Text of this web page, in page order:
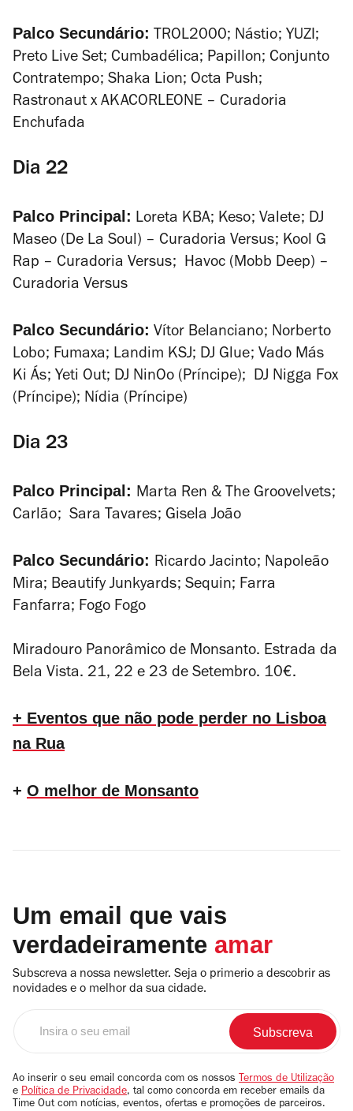
Palco Secundário: TROL2000; Nástio; YUZI;
Preto Live Set; Cumbadélica; Papillon; Conjunto
Contratempo; Shaka Lion; Octa Push;
Rastronaut x AKACORLEONE – Curadoria
Enchufada
Dia 22
Palco Principal: Loreta KBA; Keso; Valete; DJ
Maseo (De La Soul) – Curadoria Versus; Kool G
Rap – Curadoria Versus; Havoc (Mobb Deep) –
Curadoria Versus
Palco Secundário: Vítor Belanciano; Norberto
Lobo; Fumaxa; Landim KSJ; DJ Glue; Vado Más
Ki Ás; Yeti Out; DJ NinOo (Príncipe); DJ Nigga Fox
(Príncipe); Nídia (Príncipe)
Dia 23
Palco Principal: Marta Ren & The Groovelvets;
Carlão; Sara Tavares; Gisela João
Palco Secundário: Ricardo Jacinto; Napoleão
Mira; Beautify Junkyards; Sequin; Farra
Fanfarra; Fogo Fogo
Miradouro Panorâmico de Monsanto. Estrada da
Bela Vista. 21, 22 e 23 de Setembro. 10€.
+ Eventos que não pode perder no Lisboa
na Rua
+ O melhor de Monsanto
Um email que vais
verdadeiramente amar
Subscreva a nossa newsletter. Seja o primerio a descobrir as
novidades e o melhor da sua cidade.
email
Ao inserir o seu email concorda com os nossos Termos de Utilização
e Política de Privacidade, tal como concorda em receber emails da
Time Out com notícias, eventos, ofertas e promoções de parceiros.